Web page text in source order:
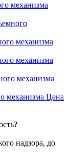
механизма
механизма
механизма
механизма
механизма Цена
надзора, до